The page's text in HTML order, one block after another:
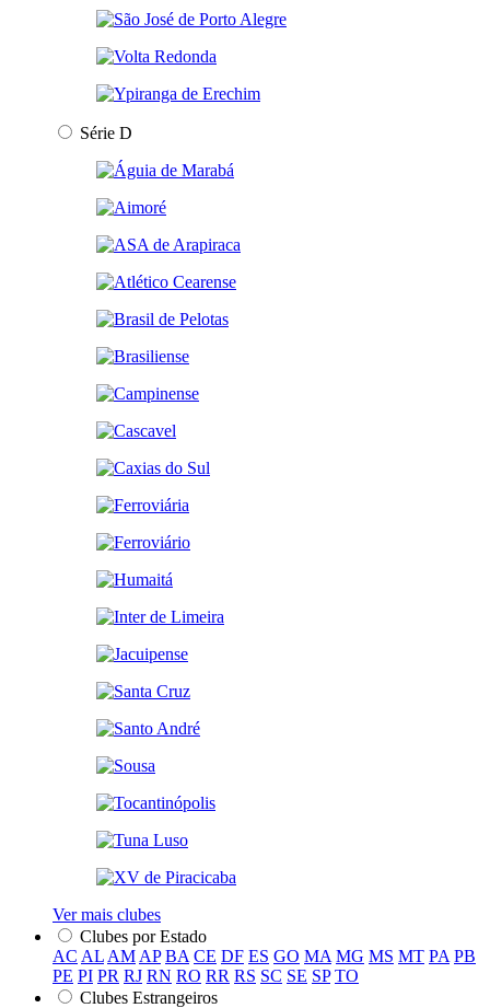
Série D
Ver mais clubes
Clubes por Estado
AC AL AM AP BA CE DF ES GO MA MG MS MT PA PB
PE PI PR RJ RN RO RR RS SC SE SP TO
Clubes Estrangeiros